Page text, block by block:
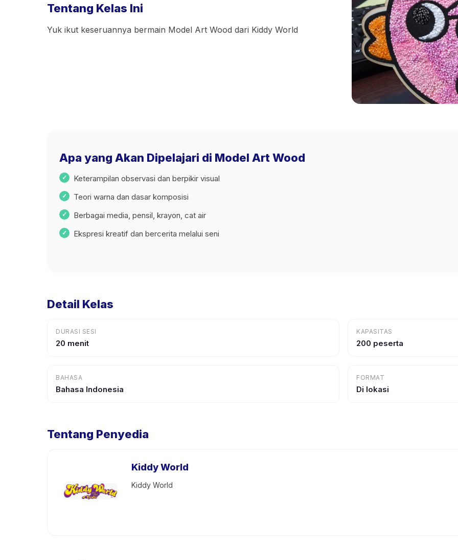
Tentang Kelas Ini
Yuk ikut keseruannya bermain Model Art Wood dari Kiddy World
Apa yang Akan Dipelajari di Model Art Wood
Keterampilan observasi dan berpikir visual
Teori warna dan dasar komposisi
Berbagai media, pensil, krayon, cat air
Ekspresi kreatif dan bercerita melalui seni
Detail Kelas
DURASI SESI
20 menit
KAPASITAS
200 peserta
BAHASA
Bahasa Indonesia
FORMAT
Di lokasi
Tentang Penyedia
Kiddy World
Kiddy World